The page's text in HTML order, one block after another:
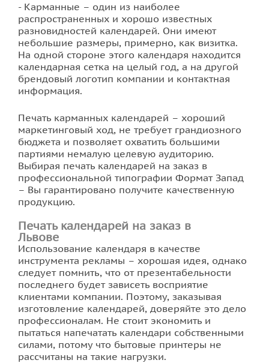
Карманные – один из наиболее
распространенных и хорошо известных
разновидностей календарей. Они имеют
небольшие размеры, примерно, как визитка.
На одной стороне этого календаря находится
календарная сетка на целый год, а на другой
брендовый логотип компании и контактная
информация.
Печать карманных календарей – хороший
маркетинговый ход, не требует грандиозного
бюджета и позволяет охватить большими
партиями немалую целевую аудиторию.
Выбирая печать календарей на заказ в
профессиональной типографии Формат Запад
– Вы гарантировано получите качественную
продукцию.
Печать календарей на заказ в
Львове
Использование календаря в качестве
инструмента рекламы – хорошая идея, однако
следует помнить, что от презентабельности
последнего будет зависеть восприятие
клиентами компании. Поэтому, заказывая
изготовление календарей, доверяйте это дело
профессионалам. Не стоит экономить и
пытаться напечатать календари собственными
силами, потому что бытовые принтеры не
рассчитаны на такие нагрузки.